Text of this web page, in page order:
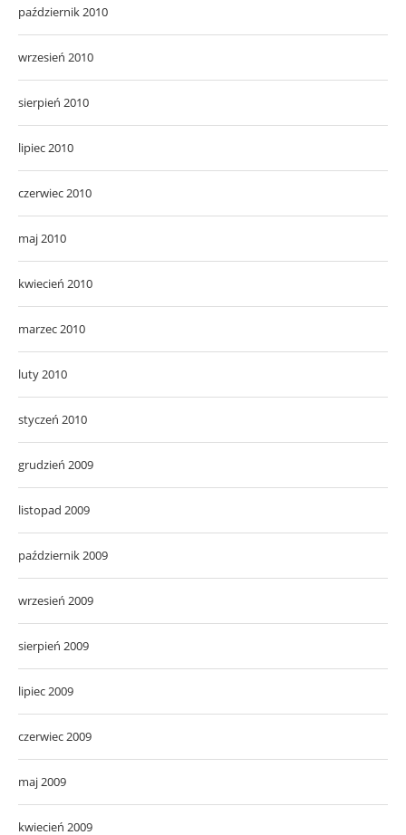
październik 2010
wrzesień 2010
sierpień 2010
lipiec 2010
czerwiec 2010
maj 2010
kwiecień 2010
marzec 2010
luty 2010
styczeń 2010
grudzień 2009
listopad 2009
październik 2009
wrzesień 2009
sierpień 2009
lipiec 2009
czerwiec 2009
maj 2009
kwiecień 2009